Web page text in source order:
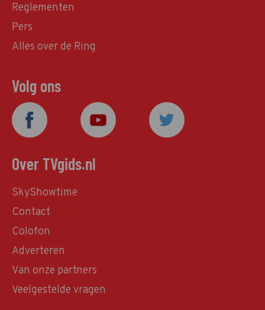
Reglementen
Pers
Alles over de Ring
Volg ons
Over TVgids.nl
SkyShowtime
Contact
Colofon
Adverteren
Van onze partners
Veelgestelde vragen